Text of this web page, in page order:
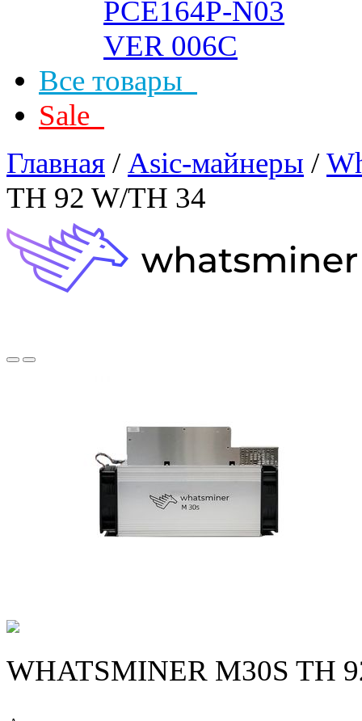
Все товары
Sale
Главная / Asic-майнеры /
TH 92 W/TH 34
WHATSMINER M30S TH